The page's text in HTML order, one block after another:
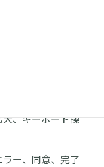
、キーボード操
ー、同意、完了